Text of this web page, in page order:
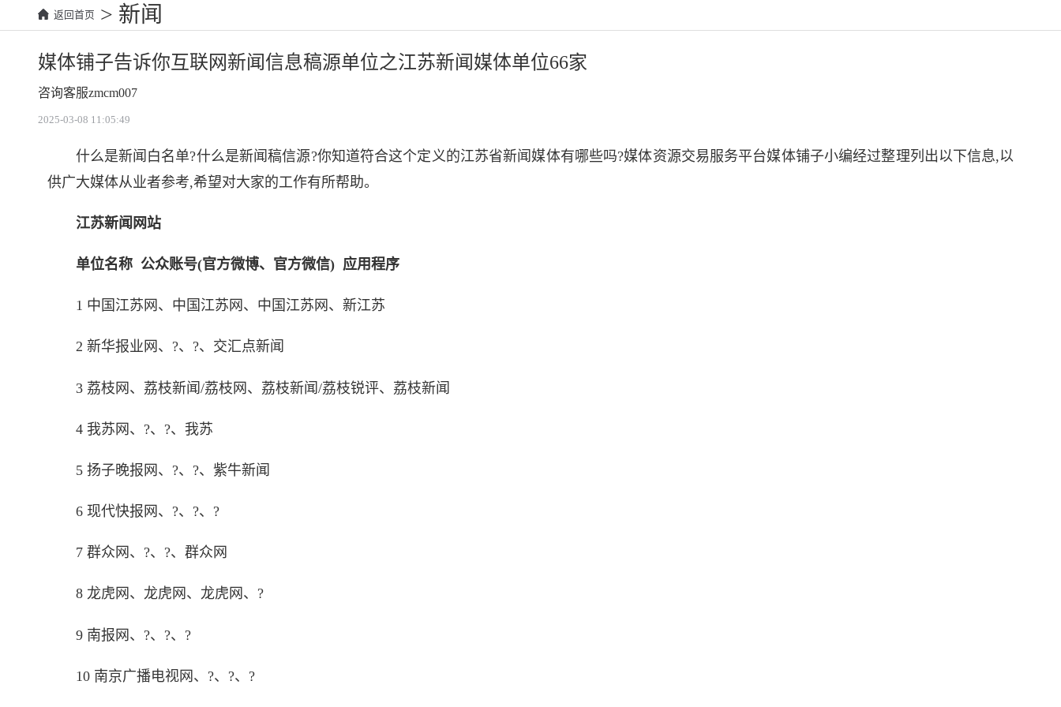
返回首页 > 新闻
媒体铺子告诉你互联网新闻信息稿源单位之江苏新闻媒体单位66家
咨询客服zmcm007
2025-03-08 11:05:49
什么是新闻白名单?什么是新闻稿信源?你知道符合这个定义的江苏省新闻媒体有哪些吗?媒体资源交易服务平台媒体铺子小编经过整理列出以下信息,以
供广大媒体从业者参考,希望对大家的工作有所帮助。
江苏新闻网站
单位名称 公众账号(官方微博、官方微信) 应用程序
1 中国江苏网、中国江苏网、中国江苏网、新江苏
2 新华报业网、?、?、交汇点新闻
3 荔枝网、荔枝新闻/荔枝网、荔枝新闻/荔枝锐评、荔枝新闻
4 我苏网、?、?、我苏
5 扬子晚报网、?、?、紫牛新闻
6 现代快报网、?、?、?
7 群众网、?、?、群众网
8 龙虎网、龙虎网、龙虎网、?
9 南报网、?、?、?
10 南京广播电视网、?、?、?
媒体铺子告诉你互联网新闻信息稿源单位之
江苏新闻媒体单位66家
什么是新闻白名单?什么是新闻稿信源?你知道符合这个
定义的江苏省新闻媒体有哪些吗?媒体资源交易服务平台媒体
铺子小编经过整理列出以下信息,